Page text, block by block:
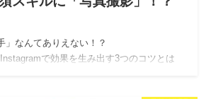
」なんてありえない！？
で効果を生み出す3つのコツとは